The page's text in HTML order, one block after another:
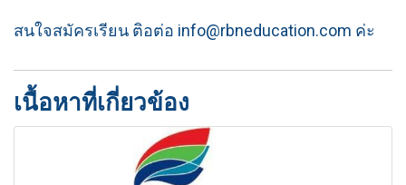
สนใจสมัครเรียน ติอต่อ info@rbneducation.com ค่ะ
เนื้อหาที่เกี่ยวข้อง